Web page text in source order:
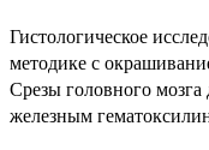
Гистологическое
методике с
Срезы головного
железным